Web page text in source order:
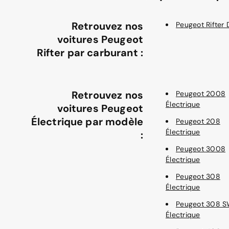
Retrouvez nos
voitures Peugeot
Rifter par carburant :
Peugeot Rifter
Retrouvez nos
voitures Peugeot
Électrique par modèle
:
Peugeot 2008
Électrique
Peugeot 208
Électrique
Peugeot 3008
Électrique
Peugeot 308
Électrique
Peugeot 308
Électrique